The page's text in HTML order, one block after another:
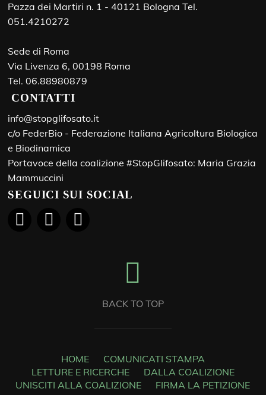
Pazza dei Martiri n. 1 - 40121 Bologna Tel.
051.4210272
Sede di Roma
Via Livenza 6, 00198 Roma
Tel. 06.88980879
CONTATTI
info@stopglifosato.it
c/o FederBio - Federazione Italiana Agricoltura Biologica
e Biodinamica
Portavoce della coalizione #StopGlifosato: Maria Grazia
Mammuccini
SEGUICI SUI SOCIAL
BACK TO TOP
HOME
COMUNICATI STAMPA
LETTURE E RICERCHE
DALLA COALIZIONE
UNISCITI ALLA COALIZIONE
FIRMA LA PETIZIONE